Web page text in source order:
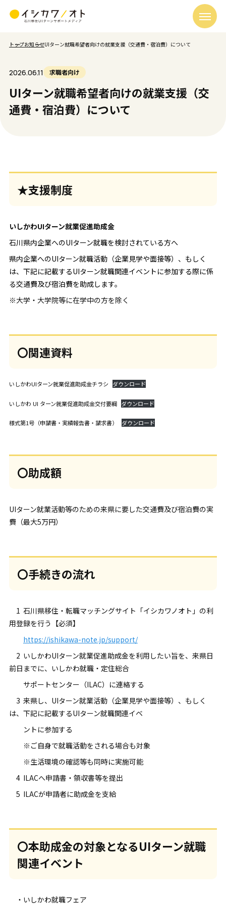
トップお知らせUIターン就職希望者向けの就業支援（交通費・宿泊費）について
2026.06.11 求職者向け
UIターン就職希望者向けの就業支援（交
通費・宿泊費）について
★支援制度
いしかわUIターン就業促進助成金
石川県内企業へのUIターン就職を検討されている方へ
県内企業へのUIターン就職活動（企業見学や面接等）、もしく
は、下記に記載するUIターン就職関連イベントに参加する際に係
る交通費及び宿泊費を助成します。
※大学・大学院等に在学中の方を除く
〇関連資料
いしかわUIターン就業促進助成金チラシ ダウンロード
いしかわ UI ターン就業促進助成金交付要綱 ダウンロード
様式第1号（申請書・実績報告書・請求書） ダウンロード
〇助成額
UIターン就業活動等のための来県に要した交通費及び宿泊費の実
費（最大5万円）
〇手続きの流れ
1 石川県移住・転職マッチングサイト「イシカワノオト」の利
用登録を行う【必須】
https://ishikawa-note.jp/support/
2 いしかわUIターン就業促進助成金を利用したい旨を、来県日
前日までに、いしかわ就職・定住総合
サポートセンター（ILAC）に連絡する
3 来県し、UIターン就業活動（企業見学や面接等）、もしく
は、下記に記載するUIターン就職関連イベ
ントに参加する
※ご自身で就職活動をされる場合も対象
※生活環境の確認等も同時に実施可能
4 ILACへ申請書・領収書等を提出
5 ILACが申請者に助成金を支給
〇本助成金の対象となるUIターン就職
関連イベント
・いしかわ就職フェア